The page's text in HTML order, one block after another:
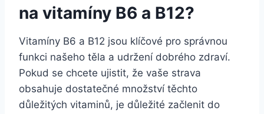
na vitamíny B6 a B12?
Vitamíny B6 a B12 jsou klíčové pro správnou
funkci našeho těla a udržení dobrého zdraví.
Pokud se chcete ujistit, že vaše strava
obsahuje dostatečné množství těchto
důležitých vitaminů, je důležité začlenit do